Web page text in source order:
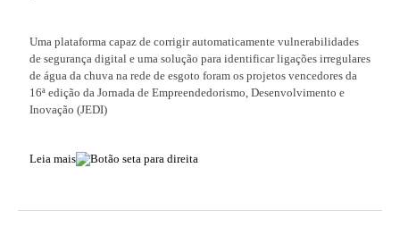
Uma plataforma capaz de corrigir automaticamente vulnerabilidades
de segurança digital e uma solução para identificar ligações irregulares
de água da chuva na rede de esgoto foram os projetos vencedores da
16ª edição da Jornada de Empreendedorismo, Desenvolvimento e
Inovação (JEDI)
Leia mais